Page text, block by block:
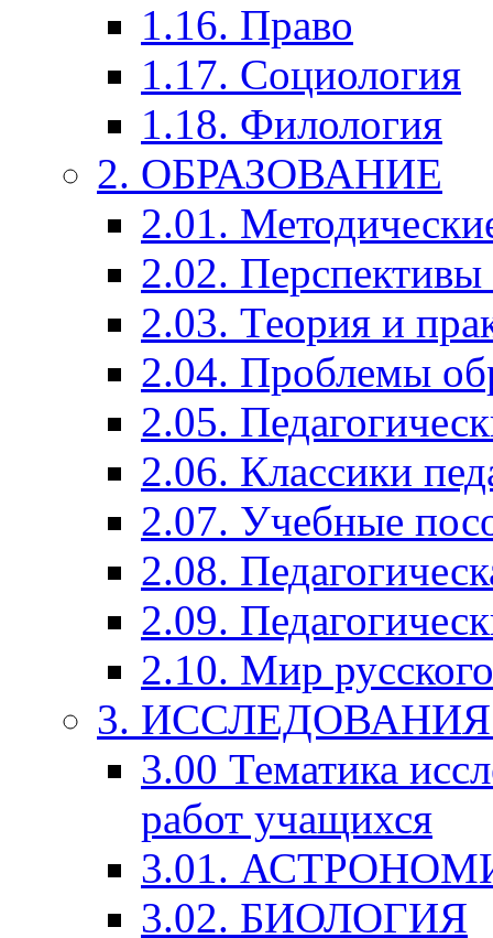
1.16. Право
1.17. Социология
1.18. Филология
2. ОБРАЗОВАНИЕ
2.01.
2.02. Перспективы
2.03. Теория и
2.04. Проблемы
2.05.
2.06. Классики
2.07. Учебные
2.08.
2.09.
2.10. Мир
3.
3.00 Тематика
работ учащихся
3.01.
3.02. БИОЛОГИЯ